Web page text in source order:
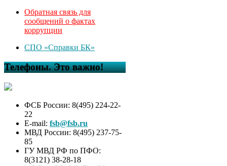
Обратная связь для
сообщений о фактах
коррупции
СПО «Справки БК»
Телефоны. Это важно!
ФСБ России: 8(495) 224-22-
22
E-mail: fsb@fsb.ru
МВД России: 8(495) 237-75-
85
ГУ МВД РФ по ПФО:
8(3121) 38-28-18